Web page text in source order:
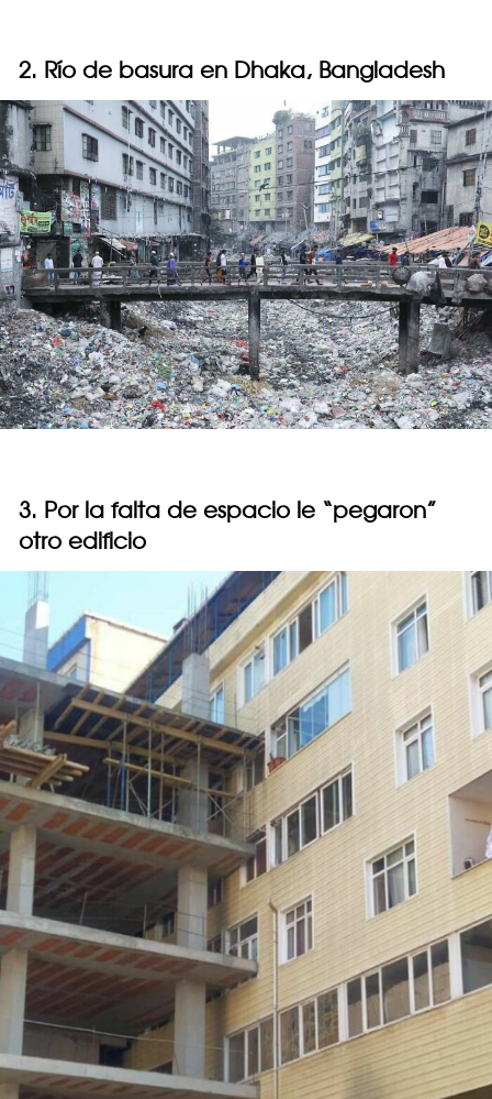
2. Río de basura en Dhaka, Bangladesh
3. Por la falta de espacio le “pegaron”
otro edificio